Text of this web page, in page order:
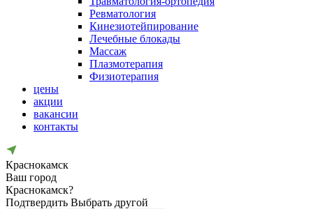
Ревматология
Кинезиотейпирование
Лечебные блокады
Массаж
Плазмотерапия
Физиотерапия
цены
акции
вакансии
контакты
Краснокамск
Ваш город
Краснокамск?
Подтвердить Выбрать другой